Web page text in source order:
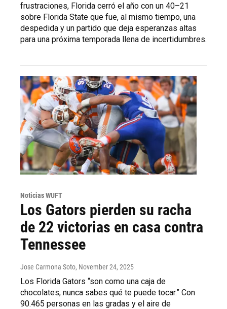
frustraciones, Florida cerró el año con un 40–21
sobre Florida State que fue, al mismo tiempo, una
despedida y un partido que deja esperanzas altas
para una próxima temporada llena de incertidumbres.
Noticias WUFT
Los Gators pierden su racha
de 22 victorias en casa contra
Tennessee
Jose Carmona Soto, November 24, 2025
Los Florida Gators “son como una caja de
chocolates, nunca sabes qué te puede tocar.” Con
90.465 personas en las gradas y el aire de